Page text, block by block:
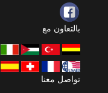
بالتعاون مع
تواصل معنا